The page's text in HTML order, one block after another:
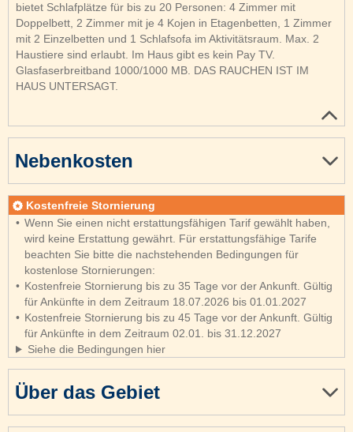
bietet Schlafplätze für bis zu 20 Personen: 4 Zimmer mit
Doppelbett, 2 Zimmer mit je 4 Kojen in Etagenbetten, 1 Zimmer
mit 2 Einzelbetten und 1 Schlafsofa im Aktivitätsraum. Max. 2
Haustiere sind erlaubt. Im Haus gibt es kein Pay TV.
Glasfaserbreitband 1000/1000 MB. DAS RAUCHEN IST IM
HAUS UNTERSAGT.
Über das Gebiet
Nebenkosten
Kostenfreie Stornierung
Wenn Sie einen nicht erstattungsfähigen Tarif gewählt haben,
wird keine Erstattung gewährt. Für erstattungsfähige Tarife
beachten Sie bitte die nachstehenden Bedingungen für
kostenlose Stornierungen:
Kostenfreie Stornierung bis zu 35 Tage vor der Ankunft. Gültig
für Ankünfte in dem Zeitraum 18.07.2026 bis 01.01.2027
Kostenfreie Stornierung bis zu 45 Tage vor der Ankunft. Gültig
für Ankünfte in dem Zeitraum 02.01. bis 31.12.2027
Siehe die Bedingungen hier